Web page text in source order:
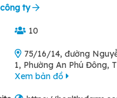
ty
10
75/16/14, đường
1, Phường An Phú Đông,
Xem bản đồ